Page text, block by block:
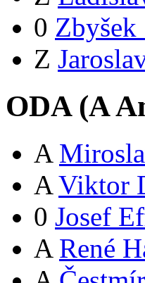
0 Zbyšek
Z
ODA (A
A
A Viktor
0 Josef
A René